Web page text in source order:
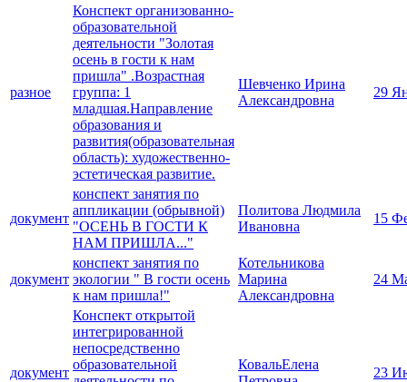
разное
Конспект организованно-
образовательной
деятельности "Золотая
осень в гости к нам
пришла" .Возрастная
группа: 1
младшая.Направление
образования и
развития(образовательная
область): художественно-
эстетическая развитие.
Шевченко Ирина
Александровна
29
документ
конспект занятия по
аппликации (обрывной)
"ОСЕНЬ В ГОСТИ К
НАМ ПРИШЛА..."
Политова Людмила
Ивановна
15
документ
конспект занятия по
экологии " В гости осень
к нам пришла!"
Котельникова
Марина
Александровна
24
документ
Конспект открытой
интегрированной
непосредственно
образовательной
КовальЕлена
23